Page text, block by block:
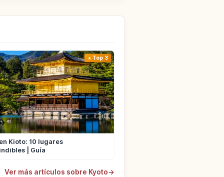
Top 3
Kioto: 10 lugares
| Guía
Ver más artículos sobre Kyoto→